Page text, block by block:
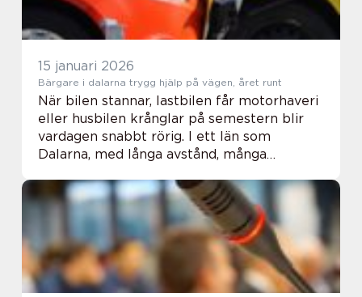
15 januari 2026
Bärgare i dalarna trygg hjälp på vägen, året runt
När bilen stannar, lastbilen får motorhaveri
eller husbilen krånglar på semestern blir
vardagen snabbt rörig. I ett län som
Dalarna, med långa avstånd, många
spelar professionell vägassistans en
avgörande roll. E...